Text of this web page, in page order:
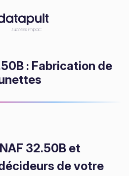
: Fabrication de
32.50B et
de votre